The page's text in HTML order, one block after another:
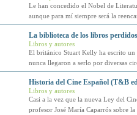
Le han concedido el Nobel de
aunque para mí siempre será la
La biblioteca de los libros perdidos
Libros y autores
El británico Stuart Kelly ha escrito un
nunca llegaron a serlo por diversas
Historia del Cine Español (T&B
Libros y autores
Casi a la vez que la nueva Ley del
profesor José María Caparrós sobre